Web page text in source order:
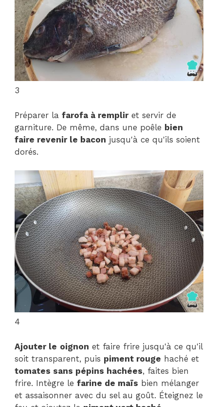
3
Préparer la farofa à rempliret servir de
garniture. De même, dans une poêle bien
faire revenir le bacon jusqu'à ce qu'ils soient
dorés.
4
Ajouter le oignon et faire frire jusqu'à ce qu'il
soit transparent, puis piment rouge haché et
tomates sans pépins hachées, faites bien
frire. Intègre le farine de maïs bien mélanger
et assaisonner avec du sel au goût. Éteignez le